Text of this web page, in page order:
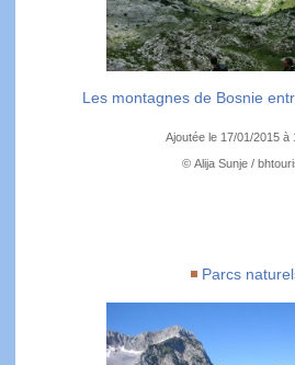
Les montagnes de Bosnie
Ajoutée le 17/01/2015 à
© Alija Sunje /
Parcs